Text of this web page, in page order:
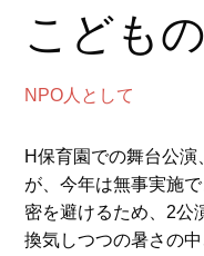
こども
NPO人として
H保育園での舞台公
が、今年は無事実施
密を避けるため、2公
換気しつつの暑さの